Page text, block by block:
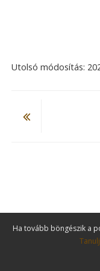
Utolsó módosítás:
Ha tovább böngészik a